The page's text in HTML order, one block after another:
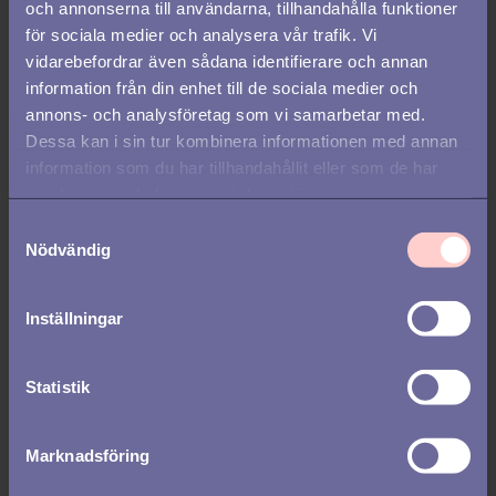
och annonserna till användarna, tillhandahålla funktioner
för sociala medier och analysera vår trafik. Vi
vidarebefordrar även sådana identifierare och annan
information från din enhet till de sociala medier och
annons- och analysföretag som vi samarbetar med.
Dessa kan i sin tur kombinera informationen med annan
information som du har tillhandahållit eller som de har
Nödvändig
Inställningar
Statistik
Marknadsföring
Nischade annonskanaler:
Academic position: Europeiskt karriärsnätverk för
akademiker och forskare.
Jobtip: Proffs på riktad jobbannonsering på LinkedIn,
NyTeknik:
Jobbannonsering riktad till ingenjörer och
IT, data och systemutveckling.
Stort antal nischade jobbsajter i Norden och
The Hub:
Jobbannonsering för nordiska startups.